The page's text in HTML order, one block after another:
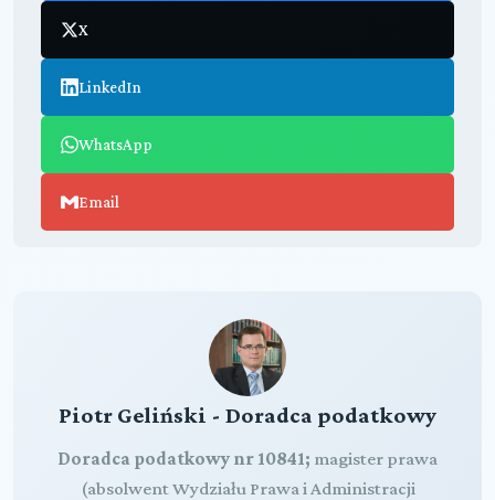
X
LinkedIn
WhatsApp
Email
Piotr Geliński - Doradca podatkowy
Doradca podatkowy nr 10841; magister prawa
(absolwent Wydziału Prawa i Administracji